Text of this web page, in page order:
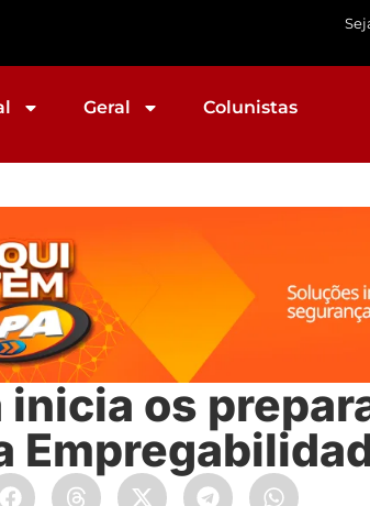
Geral Colunistas
os